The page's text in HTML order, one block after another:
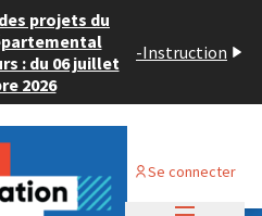
projets du
: du 06 juillet
2026
-Instruction
Se connecter